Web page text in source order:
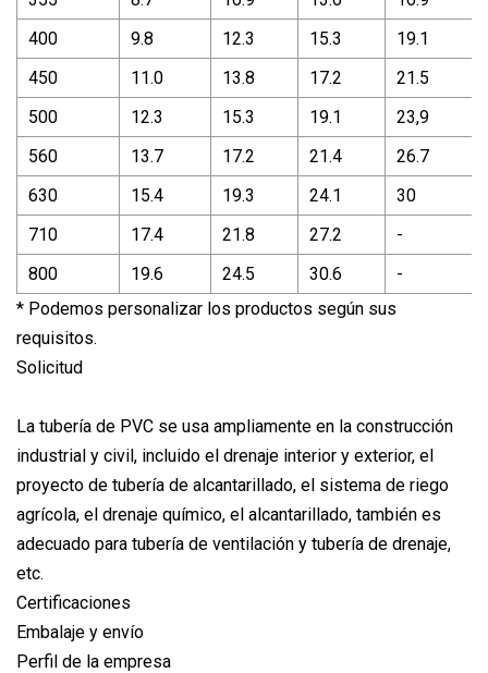
400
9.8 12.3 15.3
19.1
450
11.0 13.8 17.2
21.5
500
12.3 15.3 19.1
23,9
560
13.7 17.2 21.4
26.7
630
15.4 19.3 24.1
30
710
17.4 21.8 27.2
-
800
19.6 24.5 30.6
-
* Podemos personalizar los productos según sus
requisitos.
Solicitud
La tubería de PVC se usa ampliamente en la construcción
industrial y civil, incluido el drenaje interior y exterior, el
proyecto de tubería de alcantarillado, el sistema de riego
agrícola, el drenaje químico, el alcantarillado, también es
adecuado para tubería de ventilación y tubería de drenaje,
etc.
Certificaciones
Embalaje y envío
Perfil de la empresa